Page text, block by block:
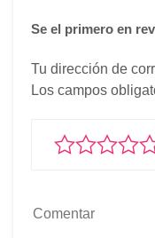
Se el primero en
Tu dirección de
Los campos